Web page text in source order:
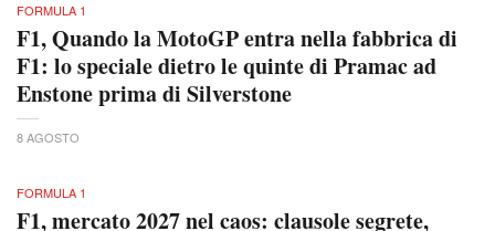
FORMULA 1
F1, Quando la MotoGP entra nella fabbrica di
F1: lo speciale dietro le quinte di Pramac ad
Enstone prima di Silverstone
8 AGOSTO
FORMULA 1
F1, mercato 2027 nel caos: clausole segrete,